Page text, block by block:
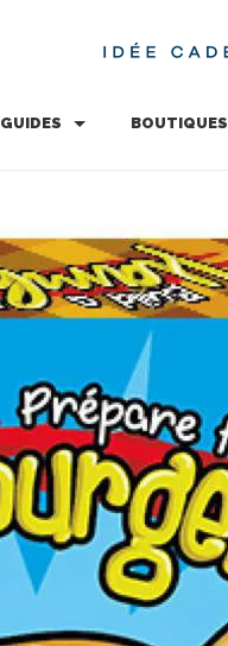
GUIDES BOUTIQUES